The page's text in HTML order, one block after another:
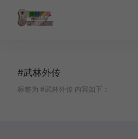
#武林外传
标签为 #武林外传 内容如下：